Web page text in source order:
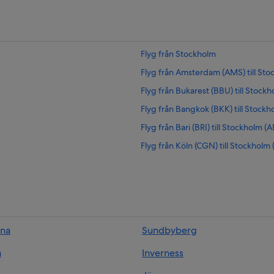
Flyg från Stockholm
Flyg från Amsterdam (AMS) till
Flyg från Bukarest (BBU) till
Flyg från Bangkok (BKK) till
Flyg från Bari (BRI) till Stockholm
Flyg från Köln (CGN) till Stockholm
Flyg från Karlstad (KSD) till
Flyg från London (LCY) till
Sundbyberg
Inverness